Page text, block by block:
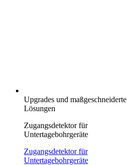
Upgrades und maßgeschneiderte
Lösungen
Zugangsdetektor für
Untertagebohrgeräte
Zugangsdetektor für
Untertagebohrgeräte